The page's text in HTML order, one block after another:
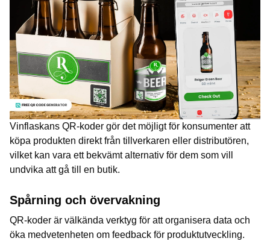
Vinflaskans QR-koder gör det möjligt för konsumenter att
köpa produkten direkt från tillverkaren eller distributören,
vilket kan vara ett bekvämt alternativ för dem som vill
undvika att gå till en butik.
Spårning och övervakning
QR-koder är välkända verktyg för att organisera data och
öka medvetenheten om feedback för produktutveckling.